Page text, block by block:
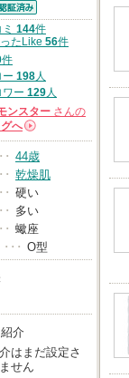
済144件
たLike 56件
件
ー 198人
ワー 129人
ンスター さんの
へ
→
･ 44歳
･ 乾燥肌
･ 硬い
･ 多い
･ 蠍座
･･･ O型
介
はまだ設定さ
せん